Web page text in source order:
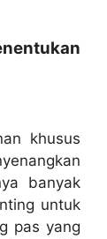
khusus
banyak
untuk
pas yang